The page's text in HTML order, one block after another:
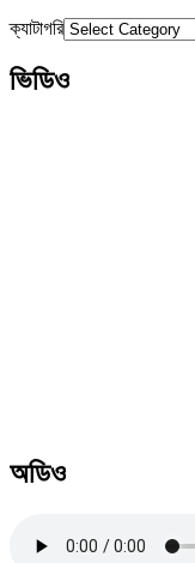
ক্যাটাগরি
ভিডিও
অডিও